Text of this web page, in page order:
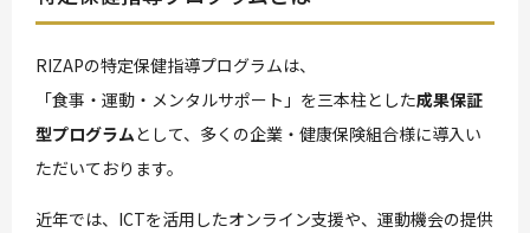
RIZAPの特定保健指導プログラムは、
「食事・運動・メンタルサポート」を三本柱とした成果保証
型プログラムとして、多くの企業・健康保険組合様に導入い
ただいております。
近年では、ICTを活用したオンライン支援や、運動機会の提供